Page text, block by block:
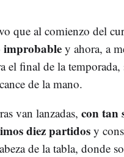
que al comienzo del
improbable y ahora, a
el final de la
de la mano.
van lanzadas, con tan
diez partidos y
de la tabla, donde